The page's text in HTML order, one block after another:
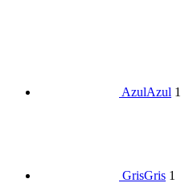
AzulAzul 1
GrisGris 1